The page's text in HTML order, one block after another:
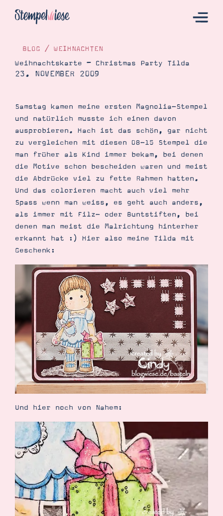
Katalog
Bestellen
Kontakt
Demonstrator werden
Blog
Gutscheine
Über mich
Über Stampin’ Up!
Tipps & Tricks
Ordnungstipps
Suche Impressum Datenschutz
BLOG / WEIHNACHTEN
Weihnachtskarte – Christmas Party Tilda
23. NOVEMBER 2009
Samstag kamen meine ersten Magnolia-Stempel
und natürlich musste ich einen davon
ausprobieren. Hach ist das schön, gar nicht
zu vergleichen mit diesen 08-15 Stempel die
man früher als Kind immer bekam, bei denen
die Motive schon bescheiden waren und meist
die Abdrücke viel zu fette Rahmen hatten.
Und das colorieren macht auch viel mehr
Spass wenn man weiss, es geht auch anders,
als immer mit Filz- oder Buntstiften, bei
denen man meist die Malrichtung hinterher
erkannt hat :) Hier also meine Tilda mit
Geschenk:
Und hier noch von Nahem: